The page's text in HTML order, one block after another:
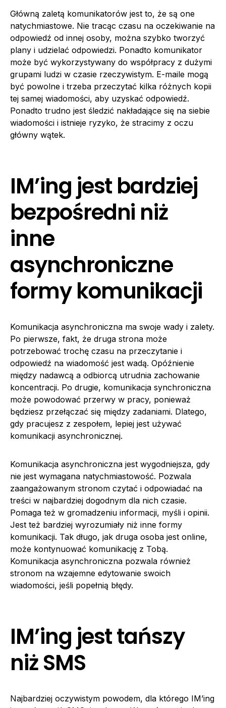
Główną zaletą komunikatorów jest to, że są one
natychmiastowe. Nie tracąc czasu na oczekiwanie na
odpowiedź od innej osoby, można szybko tworzyć
plany i udzielać odpowiedzi. Ponadto komunikator
może być wykorzystywany do współpracy z dużymi
grupami ludzi w czasie rzeczywistym. E-maile mogą
być powolne i trzeba przeczytać kilka różnych kopii
tej samej wiadomości, aby uzyskać odpowiedź.
Ponadto trudno jest śledzić nakładające się na siebie
wiadomości i istnieje ryzyko, że stracimy z oczu
główny wątek.
IM’ing jest bardziej
bezpośredni niż
inne
asynchroniczne
formy komunikacji
Komunikacja asynchroniczna ma swoje wady i zalety.
Po pierwsze, fakt, że druga strona może
potrzebować trochę czasu na przeczytanie i
odpowiedź na wiadomość jest wadą. Opóźnienie
między nadawcą a odbiorcą utrudnia zachowanie
koncentracji. Po drugie, komunikacja synchroniczna
może powodować przerwy w pracy, ponieważ
będziesz przełączać się między zadaniami. Dlatego,
gdy pracujesz z zespołem, lepiej jest używać
komunikacji asynchronicznej.
Komunikacja asynchroniczna jest wygodniejsza, gdy
nie jest wymagana natychmiastowość. Pozwala
zaangażowanym stronom czytać i odpowiadać na
treści w najbardziej dogodnym dla nich czasie.
Pomaga też w gromadzeniu informacji, myśli i opinii.
Jest też bardziej wyrozumiały niż inne formy
komunikacji. Tak długo, jak druga osoba jest online,
może kontynuować komunikację z Tobą.
Komunikacja asynchroniczna pozwala również
stronom na wzajemne edytowanie swoich
wiadomości, jeśli popełnią błędy.
IM’ing jest tańszy
niż SMS
Najbardziej oczywistym powodem, dla którego IM’ing